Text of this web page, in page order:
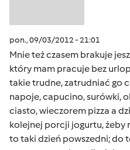
pon., 09/03/2012 - 21:01
Mnie też czasem brakuje
który mam pracuje bez
takie trudne, zatrudniać go
napoje, capucino, surówki,
ciasto, wieczorem pizza a
kolejnej porcji jogurtu, żeby
to taki dzień powszedni; do